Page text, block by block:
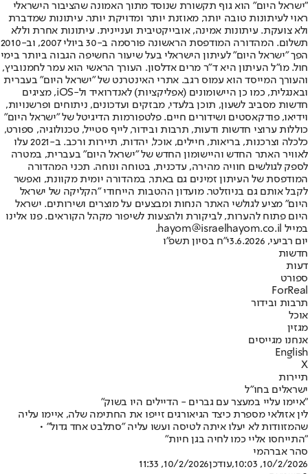
"ישראל היום" הוא גוף תקשורת שנוסד מתוך האמונה שהציבור הישראלי
ראוי לעיתונות טובה יותר, מאוזנת יותר ומדויקת יותר. עיתונות שמדברת
ולא צועקת. עיתונות אמינה, אובייקטיבית ועניינית. עיתונות אחרת וללא
תשלום. המהדורה המודפסת הראשונה פורסמה ב-30 ביולי 2007, וב-2010
הפך "ישראל היום" לעיתון הישראלי בעל שיעור החשיפה הגבוה ביותר בימי
חול. מו"ל העיתון היא ד"ר מרים אדלסון. העורך הראשי הוא עמר לחמנוביץ,
והעורך המייסד הוא עמוס רגב. אתרי האינטרנט של "ישראל היום" בעברית
ובאנגלית, כמו כן היישומונים (אפליקציות) לאנדרואיד ול-iOS, מציגים
חדשות מסביב לשעון, תוכן בלעדי, מבזקים ועדכונים, ניתוחים ופרשנויות,
וידיאו, פודקאסטים ושידורים חיים. פלטפורמות הדיגיטל של "ישראל היום"
כוללות ערוצי חדשות ודעות, תרבות ובידור, לייף סטייל, טכנולוגיה, ספורט,
כלכלה וצרכנות, בריאות, חיילים, אוכל, יהדות, תיירות ורכב. ב-2021 עלו
לאוויר האתר החדש והיישומון החדש של "ישראל היום" בעברית, במטרה
לספק לגולשים חוויה מהירה, עדכנית, בטוחה ונוחה. תכני המהדורה
המודפסת של העיתון זמינים גם באתר, במהדורה יומית מקוונת, ואפשר
לקבל אותם גם בניוזלטר. מועדון ההטבות הייחודי "הקליקה של ישראל
היום" מציע לגולשי האתר הנחות ומבצעים על מוצרים ושירותים. ישראל
היום פתוח להערות, לביקורת ולהצעות לשיפור מקהל הקוראים. פנו אלינו
במייל hayom@israelhayom.co.il.
יום רביעי, 3.6.2026
י"ח בסיון תשפ"ו
חדשות
דעות
ספורט
ForReal
תרבות ובידור
אוכל
מגזין
אנחנו מגייסים
English
X
תיירות
ישראלים בחו"ל
"איימו עליי במעצר עם גברים - הדיילים היו בשוק"
לין אזולאי מספרת כיצד הגיאורגים זייפו את החתימה שלה, איימו עליה
שהמזוודות לא יעלו איתה לטיסה ועשו עליה "סתלבט אחד גדול" •
"התייחסו אליי כמו לחיה בגן חיות"
סהר אברהמי
10/2/2026, 10:03
,עודכן10/2/2026, 11:33